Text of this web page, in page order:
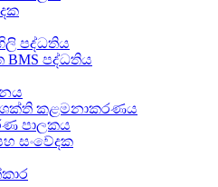
පද්ධතිය
BMS පද්ධතිය
කළමනාකරණය
පාලකය
සංවේදක